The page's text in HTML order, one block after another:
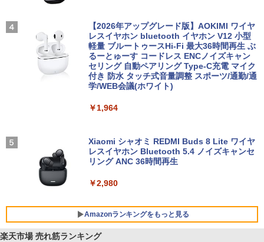
【2026年アップグレード版】AOKIMI ワイヤ
レスイヤホン bluetooth イヤホン V12 小型
軽量 ブルートゥースHi-Fi 最大36時間再生 ぶ
るーとゅーす コードレス ENCノイズキャン
セリング 自動ペアリング Type-C充電 マイク
付き 防水 タッチ式音量調整 スポーツ/通勤/通
学/WEB会議(ホワイト)
￥1,964
Xiaomi シャオミ REDMI Buds 8 Lite ワイヤ
レスイヤホン Bluetooth 5.4 ノイズキャンセ
リング ANC 36時間再生
￥2,980
Amazonランキングをもっと見る
楽天市場 売れ筋ランキング